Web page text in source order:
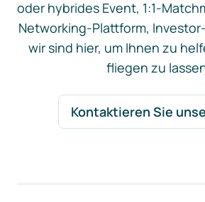
oder hybrides Event, 1:1-
Networking-Plattform,
wir sind hier, um Ihnen zu
fliegen zu
Kontaktieren Sie